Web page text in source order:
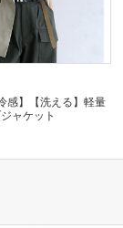
感】【洗える】軽量
ャケット